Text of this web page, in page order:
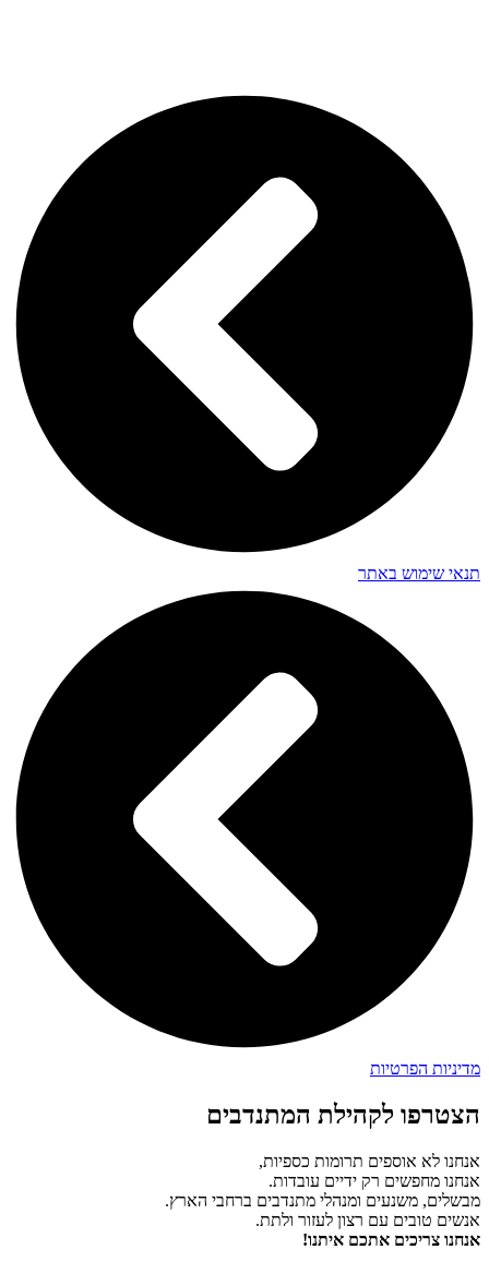
תנאי שימוש באתר
מדיניות הפרטיות
הצטרפו לקהילת המתנדבים
אנחנו לא אוספים תרומות כספיות,
אנחנו מחפשים רק ידיים עובדות.
מבשלים, משנעים ומנהלי מתנדבים ברחבי הארץ.
אנשים טובים עם רצון לעזור ולתת.
אנחנו צריכים אתכם איתנו!